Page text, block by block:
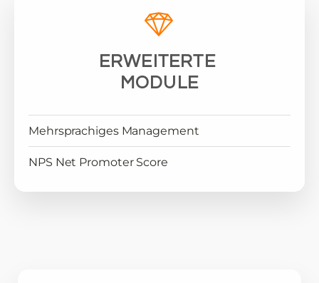
ERWEITERTE
MODULE
Mehrsprachiges Management
NPS Net Promoter Score